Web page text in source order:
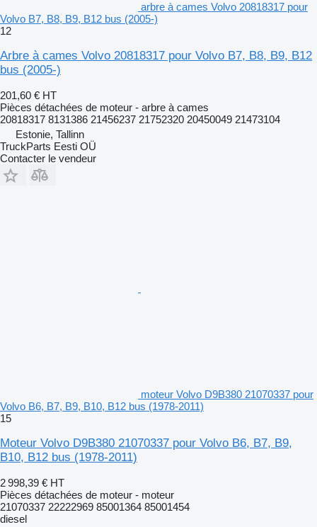
arbre à cames Volvo 20818317 pour
Volvo B7, B8, B9, B12 bus (2005-)
12
Arbre à cames Volvo 20818317 pour Volvo B7, B8, B9, B12
bus (2005-)
201,60 € HT
Pièces détachées de moteur - arbre à cames
20818317 8131386 21456237 21752320 20450049 21473104
Estonie, Tallinn
TruckParts Eesti OÜ
Contacter le vendeur
moteur Volvo D9B380 21070337 pour
Volvo B6, B7, B9, B10, B12 bus (1978-2011)
15
Moteur Volvo D9B380 21070337 pour Volvo B6, B7, B9,
B10, B12 bus (1978-2011)
2 998,39 € HT
Pièces détachées de moteur - moteur
21070337 22222969 85001364 85001454
diesel